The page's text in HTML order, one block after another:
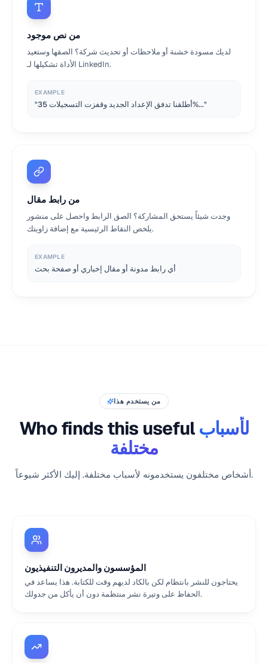
من نص موجود
لديك مسودة خشنة أو ملاحظات أو تحديث شركة؟ الصقها وستعيد
الأداة تشكيلها لـ LinkedIn.
EXAMPLE
"أطلقنا تدفق الإعداد الجديد وقفزت التسجيلات 35%..."
من رابط مقال
وجدت شيئاً يستحق المشاركة؟ الصق الرابط واحصل على منشور
يلخص النقاط الرئيسية مع إضافة زاويتك.
EXAMPLE
أي رابط مدونة أو مقال إخباري أو صفحة بحث
من يستخدم هذا
Who finds this useful لأسباب
مختلفة
أشخاص مختلفون يستخدمونه لأسباب مختلفة. إليك الأكثر شيوعاً.
المؤسسون والمديرون التنفيذيون
يحتاجون للنشر بانتظام لكن بالكاد لديهم وقت للكتابة. هذا يساعد في
الحفاظ على وتيرة نشر منتظمة دون أن يأكل من جدولك.